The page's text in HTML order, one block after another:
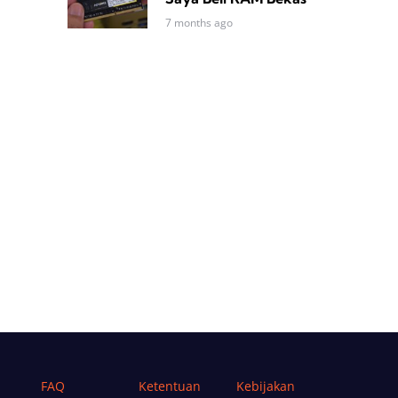
7 months ago
FAQ
Ketentuan
Kebijakan